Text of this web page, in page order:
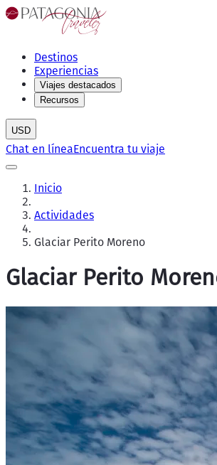
Destinos
Experiencias
Viajes destacados
Recursos
USD
Chat en líneaEncuentra tu viaje
Inicio
Actividades
Glaciar Perito Moreno
Glaciar Perito